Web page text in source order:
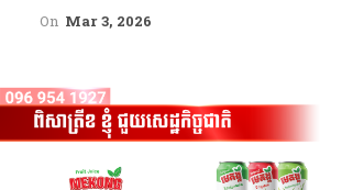
On Mar 3, 2026